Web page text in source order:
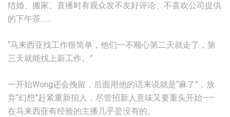
结婚、搬家、直播时有观众发不友好评论、不喜欢公司提供
的下午茶……
“马来西亚找工作很简单，他们一不顺心第二天就走了，第
三天就能找上新工作。”
一开始Wong还会挽留，后面用他的话来说就是“麻了”，放
弃“幻想”赶紧重新招人，尽管招新人意味又要重头开始——
在马来西亚有经验的主播几乎是没有的。